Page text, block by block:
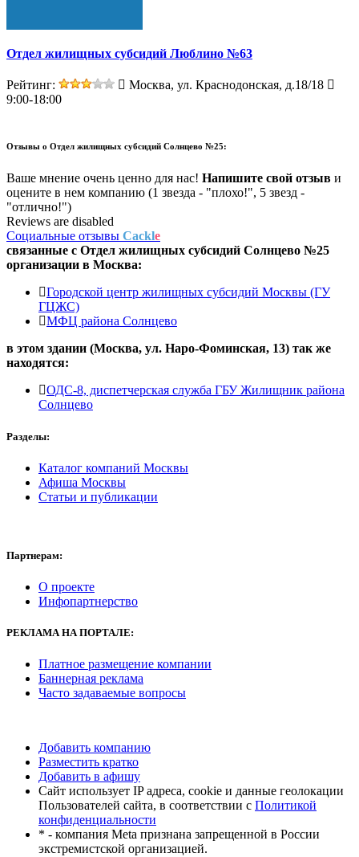
Отдел жилищных субсидий Люблино №63
Рейтинг:
Москва, ул. Краснодонская, д.18/18
9:00-18:00
Отзывы о Отдел жилищных субсидий Солнцево №25:
Ваше мнение очень ценно для нас! Напишите свой отзыв и
оцените в нем компанию (1 звезда - "плохо!", 5 звезд -
"отлично!")
Reviews are disabled
Социальные отзывы Cackle
связанные с Отдел жилищных субсидий Солнцево №25
организации в Москва:
Городской центр жилищных субсидий Москвы (ГУ
ГЦЖС)
МФЦ района Солнцево
в этом здании (Москва, ул. Наро-Фоминская, 13) так же
находятся:
ОДС-8, диспетчерская служба ГБУ Жилищник района
Солнцево
Разделы:
Каталог компаний Москвы
Афиша Москвы
Статьи и публикации
Партнерам:
О проекте
Инфопартнерство
РЕКЛАМАНА ПОРТАЛЕ:
Платное размещение компании
Баннерная реклама
Часто задаваемые вопросы
Добавить компанию
Разместить кратко
Добавить в афишу
Сайт использует IP адреса, cookie и данные геолокации
Пользователей сайта, в соответствии с Политикой
конфиденциальности
* - компания Meta признана запрещенной в России
экстремистской организацией.